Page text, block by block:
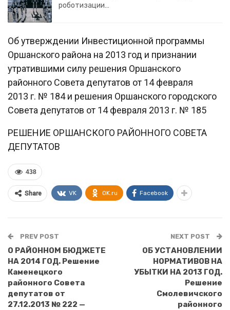
роботизации…
Об утверждении Инвестиционной программы
Оршанского района на 2013 год и признании
утратившими силу решения Оршанского
районного Совета депутатов от 14 февраля
2013 г. № 184 и решения Оршанского городского
Совета депутатов от 14 февраля 2013 г. № 185
РЕШЕНИЕ ОРШАНСКОГО РАЙОННОГО СОВЕТА
ДЕПУТАТОВ
438
Share VK OK.ru Facebook
PREV POST
О РАЙОННОМ БЮДЖЕТЕ
НА 2014 ГОД. Решение
Каменецкого
районного Совета
депутатов от
27.12.2013 № 222 —
NEXT POST
ОБ УСТАНОВЛЕНИИ
НОРМАТИВОВ НА
УБЫТКИ НА 2013 ГОД.
Решение
Смолевичского
районного